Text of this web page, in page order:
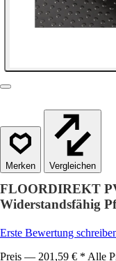
Vergleichen
FLOORDIREKT
Widerstandsfähig
Erste Bewertung
Preis — 201,59 € * Alle